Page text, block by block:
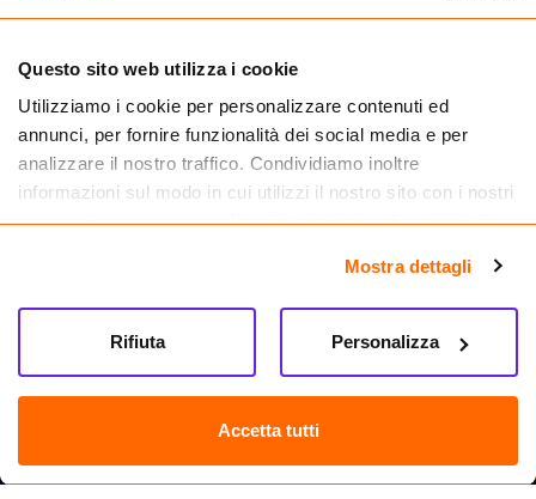
Questo sito web utilizza i cookie
Utilizziamo i cookie per personalizzare contenuti ed
annunci, per fornire funzionalità dei social media e per
analizzare il nostro traffico. Condividiamo inoltre
informazioni sul modo in cui utilizzi il nostro sito con i nostri
partner che si occupano di analisi dei dati web, pubblicità e
informazioni che hai fornito loro o che hanno raccolto dal
tuo utilizzo dei loro servizi.
Mostra dettagli
Accetta tutti
Personalizza
Rifiuta
Farma.it S.a.s. P. IVA 07417261216 REA: NA-884088
CREDITS
Sede legale Via delle Repubbliche Marinare 128, 80147 Napoli